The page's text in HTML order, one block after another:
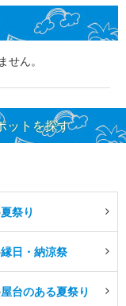
ん。
ットを探す
夏祭り
縁日・納涼祭
屋台のある夏祭り